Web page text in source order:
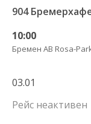
904
10:00
Бремен АВ Rosa-
03.01
Рейс неактивен